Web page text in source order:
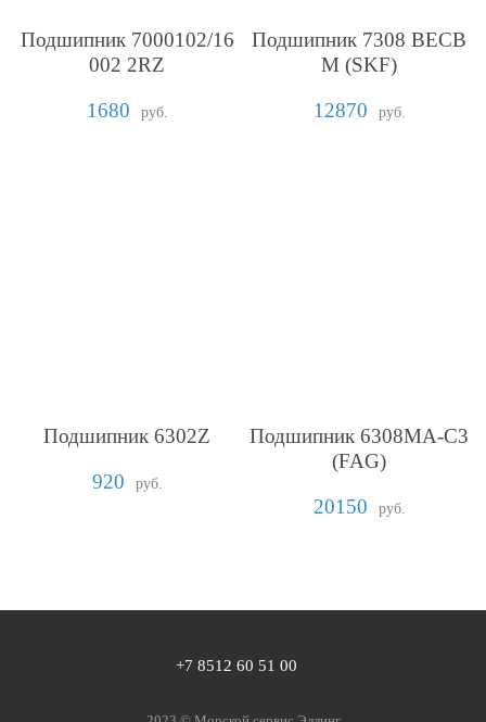
Подшипник 7000102/16
002 2RZ
1680
руб.
Подшипник 7308 BECB
M (SKF)
12870
руб.
Подшипник 6302Z
920
руб.
Подшипник 6308MA-C3
(FAG)
20150
руб.
+7 8512 60 51 00